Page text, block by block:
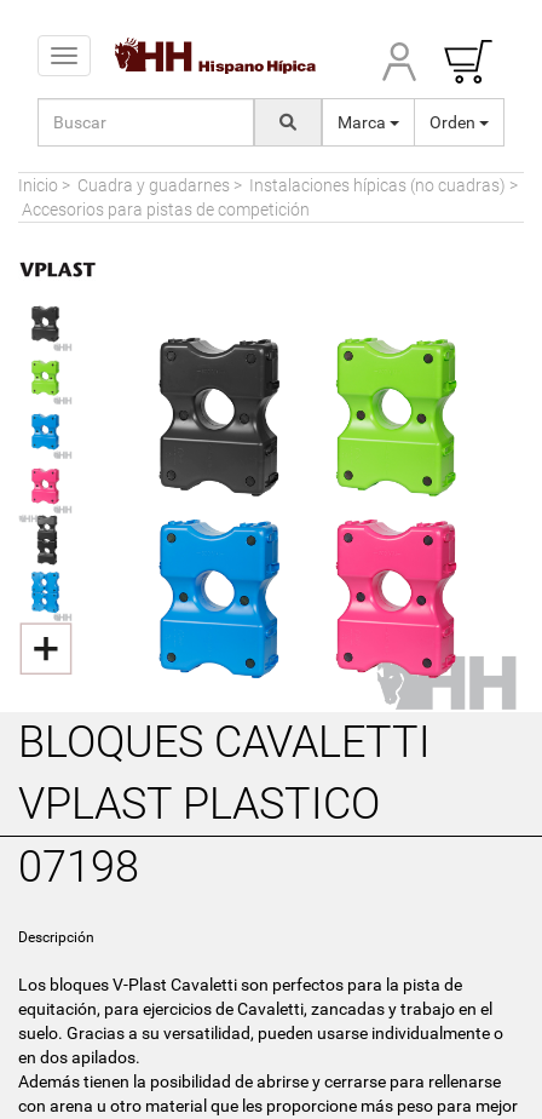
Toggle navigation
Marca Orden
Inicio > Cuadra y guadarnes > Instalaciones hípicas (no cuadras) >
Accesorios para pistas de competición
BLOQUES CAVALETTI
VPLAST PLASTICO
07198
Descripción
Los bloques V-Plast Cavaletti son perfectos para la pista de
equitación, para ejercicios de Cavaletti, zancadas y trabajo en el
suelo. Gracias a su versatilidad, pueden usarse individualmente o
en dos apilados.
Además tienen la posibilidad de abrirse y cerrarse para rellenarse
con arena u otro material que les proporcione más peso para mejor